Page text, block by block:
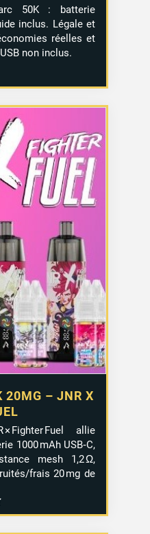
50K : batterie
inclus. Légale et
réelles et
non inclus.
20MG – JNR X
Fighter Fuel allie
1000 mAh USB‑C,
mesh 1,2 Ω,
frais 20 mg de